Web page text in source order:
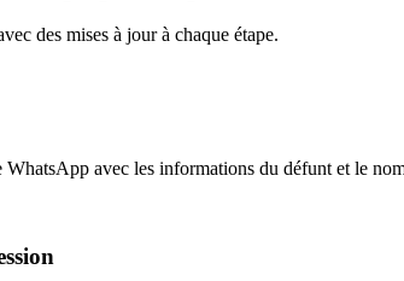
des mises à jour à chaque étape.
WhatsApp avec les informations du défunt et le